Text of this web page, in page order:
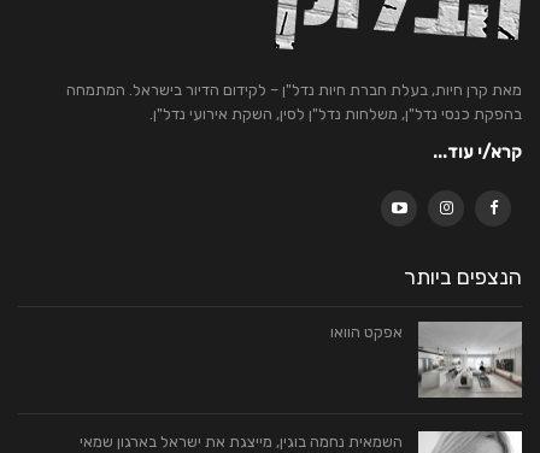
מאת קרן חיות, בעלת חברת חיות נדל"ן – לקידום הדיור בישראל. המתמחה
בהפקת כנסי נדל"ן, משלחות נדל"ן לסין, השקת אירועי נדל"ן.
קרא/י עוד...
הנצפים ביותר
אפקט הוואו
השמאית נחמה בוגין, מייצגת את ישראל בארגון שמאי